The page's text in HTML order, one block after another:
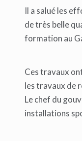
Il a salué les
de très belle
formation au
Ces travaux
les travaux de
Le chef du
installations